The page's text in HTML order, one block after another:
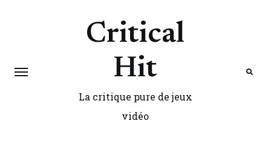
Critical
Hit
La critique pure de jeux
vidéo